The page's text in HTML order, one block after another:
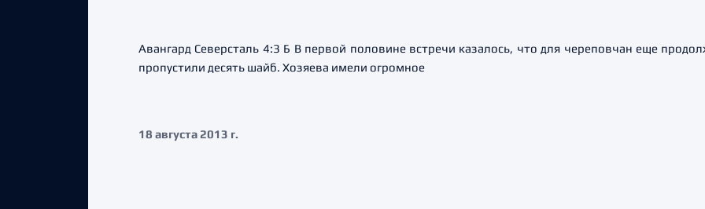
Авангард Северсталь 4:3 Б В первой половине встречи казалось, что для череповчан еще
пропустили десять шайб. Хозяева имели огромное
18 августа 2013 г.